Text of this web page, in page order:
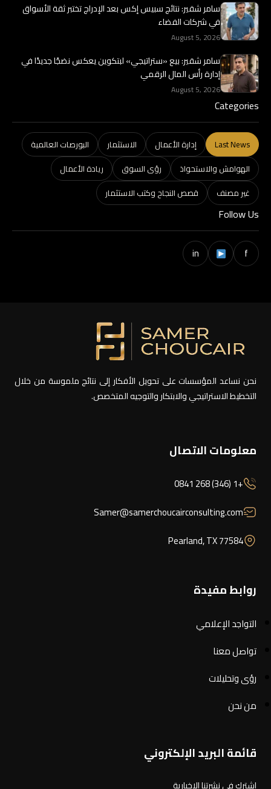
سامر شقير: نتائج سبيس إكس بعد الإدراج تختبر ثقة الأسواق
في شركات الفضاء
August 5, 2026
سامر شقير: بيع «ستراتيجي» لبتكوين يعكس نضجًا جديدًا في
إدارة رأس المال الرقمي
August 5, 2026
Categories
Last News إدارة الأعمال الاستثمار
البورصات العالمية
الهوامش والاستحواذ
رؤى السوق
ريادة الأعمال
غير مصنف
قصص النجاح وكتب الاستثمار
Follow Us
f
in
نحن نساعد المؤسسات على تحويل الأفكار إلى نتائج ملموسة من خلال
التخطيط الاستراتيجي والابتكار والتوجيه المتخصص.
معلومات الاتصال
+1 (346) 268 0841
Samer@samerchoucairconsulting.com
Pearland, TX 77584
روابط مفيدة
التواجد الإعلامي
تواصل معنا
رؤى وتحليلات
من نحن
قائمة البريد الإلكتروني
اشترك في نشرتنا الإخبارية